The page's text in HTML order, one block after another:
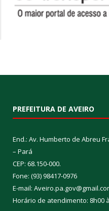
PREFEITURA DE AVEIRO
End.: Av. Humberto de Abreu
– Pará
CEP: 68.150-000.
Fone: (93) 98417-0976
E-mail:
Horário de atendimento: 8h00